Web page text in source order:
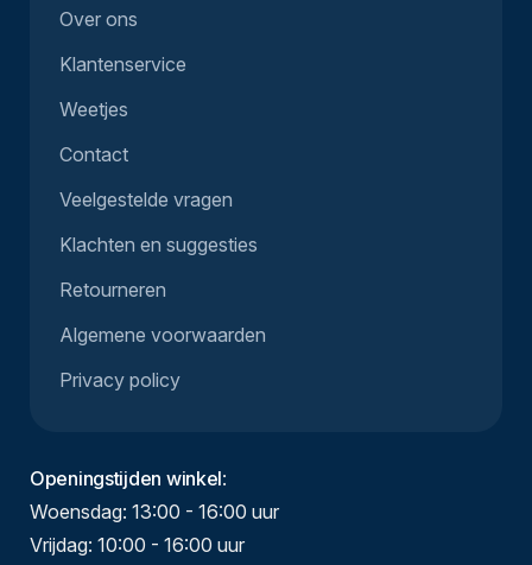
Over ons
Klantenservice
Weetjes
Contact
Veelgestelde vragen
Klachten en suggesties
Retourneren
Algemene voorwaarden
Privacy policy
Openingstijden winkel:
Woensdag: 13:00 - 16:00 uur
Vrijdag: 10:00 - 16:00 uur